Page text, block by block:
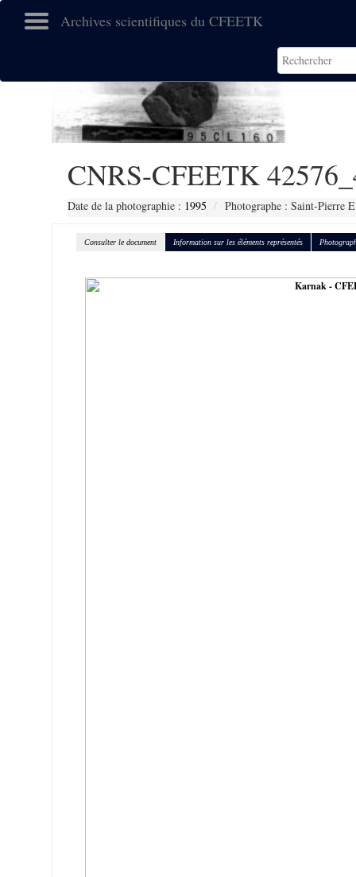
Archives scientifiques du CFEETK
CNRS-CFEETK
Date de la photographie : 1995 Photographe : Saint-Pierre
Consulter le document Information sur les éléments représentés